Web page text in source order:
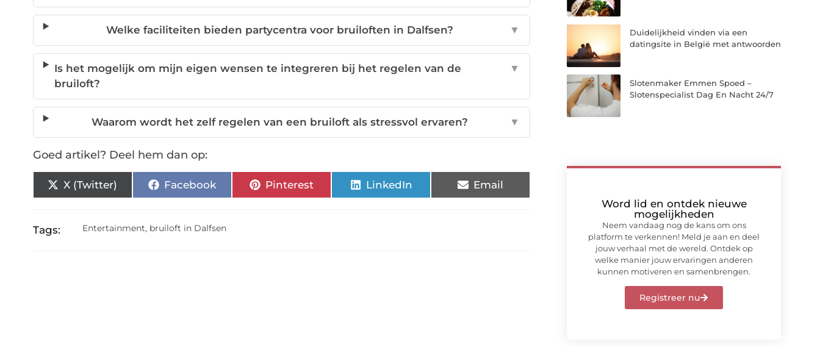
Welke faciliteiten bieden partycentra voor bruiloften in Dalfsen? ▼
Is het mogelijk om mijn eigen wensen te integreren bij het regelen van de
bruiloft?
▼
Waarom wordt het zelf regelen van een bruiloft als stressvol ervaren? ▼
Goed artikel? Deel hem dan op:
X (Twitter) Facebook Pinterest LinkedIn Email
Tags: Entertainment, bruiloft in Dalfsen
Duidelijkheid vinden via een
datingsite in België met antwoorden
Slotenmaker Emmen Spoed –
Slotenspecialist Dag En Nacht 24/7
Word lid en ontdek nieuwe
mogelijkheden
Neem vandaag nog de kans om ons
platform te verkennen! Meld je aan en deel
jouw verhaal met de wereld. Ontdek op
welke manier jouw ervaringen anderen
kunnen motiveren en samenbrengen.
Registreer nu